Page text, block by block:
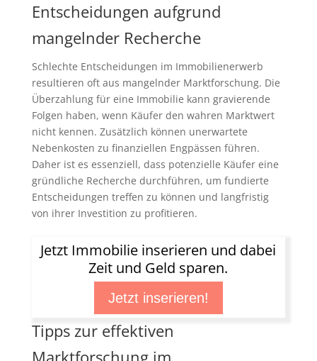
Entscheidungen aufgrund
mangelnder Recherche
Schlechte Entscheidungen im Immobilienerwerb
resultieren oft aus mangelnder Marktforschung. Die
Überzahlung für eine Immobilie kann gravierende
Folgen haben, wenn Käufer den wahren Marktwert
nicht kennen. Zusätzlich können unerwartete
Nebenkosten zu finanziellen Engpässen führen.
Daher ist es essenziell, dass potenzielle Käufer eine
gründliche Recherche durchführen, um fundierte
Entscheidungen treffen zu können und langfristig
von ihrer Investition zu profitieren.
Jetzt Immobilie inserieren und dabei
Zeit und Geld sparen.
Jetzt inserieren!
Tipps zur effektiven